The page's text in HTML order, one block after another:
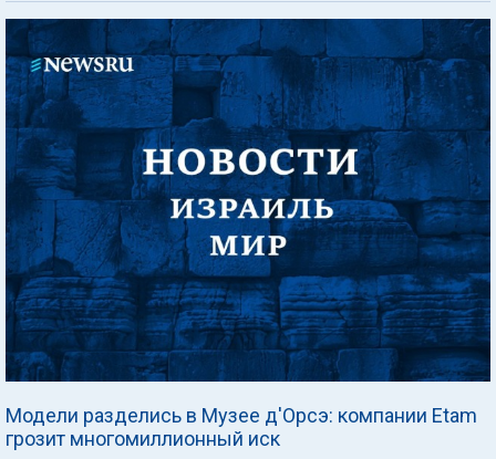
Модели разделись в Музее д'Орсэ: компании Etam
грозит многомиллионный иск